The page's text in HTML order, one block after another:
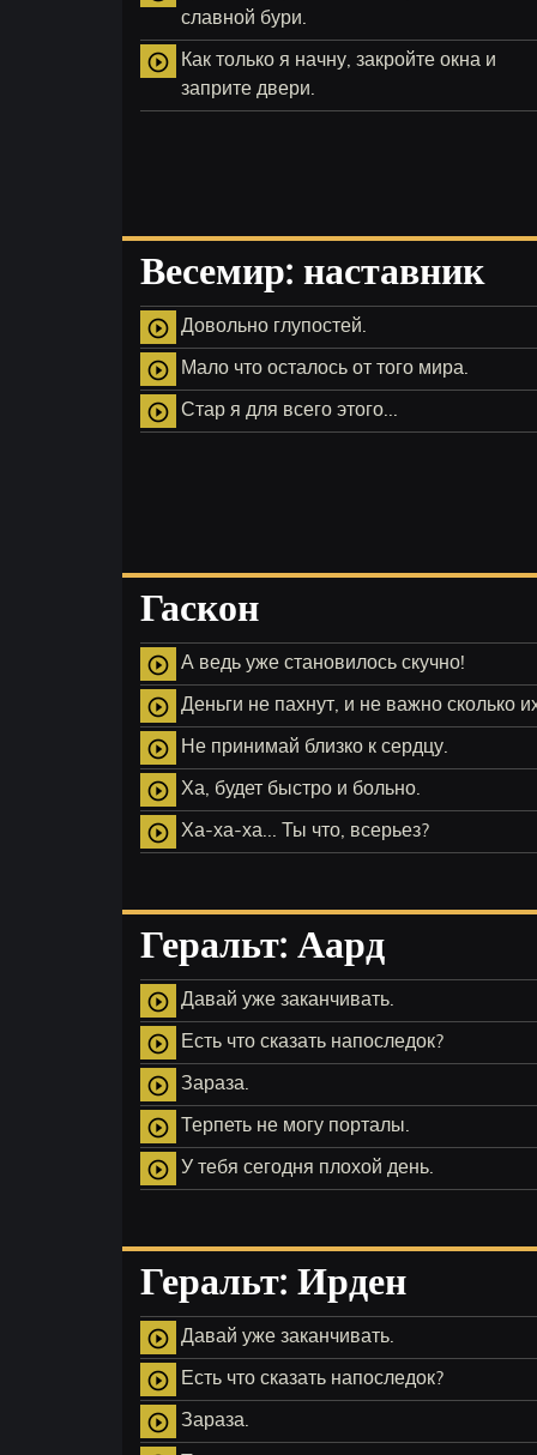
славной бури.
play_circle_outline Как только я начну, закройте окна и
заприте двери.
Весемир: наставник
play_circle_outline Довольно глупостей.
play_circle_outline Мало что осталось от того мира.
play_circle_outline Стар я для всего этого...
Гаскон
play_circle_outline А ведь уже становилось скучно!
play_circle_outline Деньги не пахнут, и не важно сколько
play_circle_outline Не принимай близко к сердцу.
play_circle_outline Ха, будет быстро и больно.
play_circle_outline Ха-ха-ха... Ты что, всерьез?
Геральт: Аард
play_circle_outline Давай уже заканчивать.
play_circle_outline Есть что сказать напоследок?
play_circle_outline Зараза.
play_circle_outline Терпеть не могу порталы.
play_circle_outline У тебя сегодня плохой день.
Геральт: Ирден
play_circle_outline Давай уже заканчивать.
play_circle_outline Есть что сказать напоследок?
play_circle_outline Зараза.